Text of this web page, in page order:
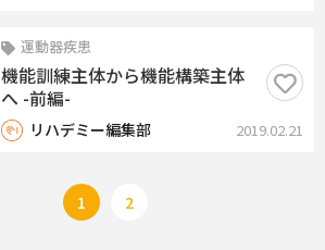
運動器疾患
機能訓練主体から機能構築主体
へ -前編-
リハデミー編集部 2019.02.21
1 2